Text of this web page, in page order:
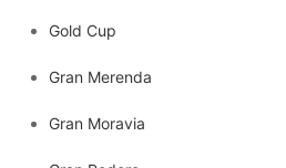
Gold Cup
Gran Merenda
Gran Moravia